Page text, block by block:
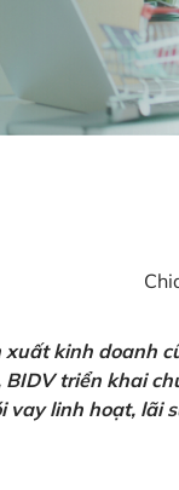
kinh doanh
triển khai
vay linh hoạt, lãi